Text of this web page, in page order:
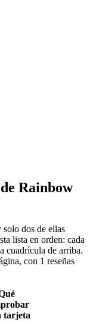
Rainbow
dos de ellas
lista en orden: cada
cuadrícula de arriba.
con 1 reseñas
tarjeta